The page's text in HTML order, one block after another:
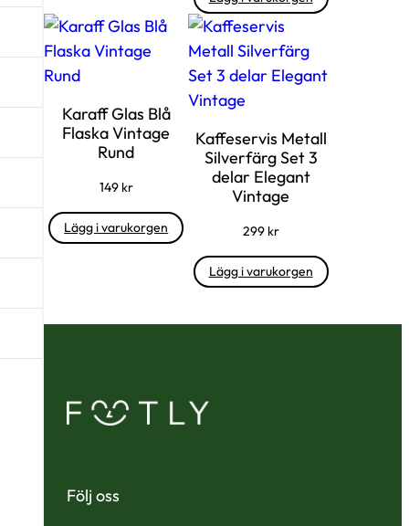
Karaff Glas Blå
Flaska Vintage
Rund
149 kr
Lägg i varukorgen
Kaffeservis Metall
Silverfärg Set 3
delar Elegant
Vintage
299 kr
Lägg i varukorgen
Följ oss